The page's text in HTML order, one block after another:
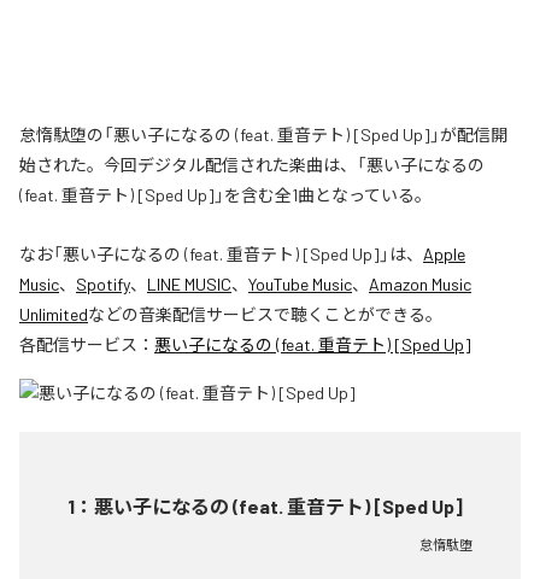
怠惰駄堕の「悪い子になるの (feat. 重音テト) [Sped Up]」が配信開
始された。今回デジタル配信された楽曲は、「悪い子になるの
(feat. 重音テト) [Sped Up]」を含む全1曲となっている。
なお「悪い子になるの (feat. 重音テト) [Sped Up] 」は、 Apple
Music、 Spotify、 LINE MUSIC、 YouTube Music、 Amazon Music
Unlimitedなどの音楽配信サービスで聴くことができる。
各配信サービス： 悪い子になるの (feat. 重音テト) [Sped Up]
1 ： 悪い子になるの (feat. 重音テト) [Sped Up]
怠惰駄堕